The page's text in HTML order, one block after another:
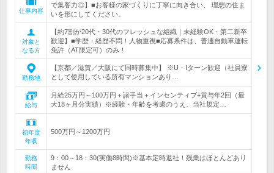
仕事内容
で集客力◎】■お客様の家づくりに丁寧に向き合い、 理想の住ま
いを形にしてください。
対象と
なる方
【約7割が20代・30代のフレッシュな組織｜未経験OK・第二新卒
歓迎】■学歴・経歴不問！人物重視■応募条件は、普通自動車運転
免許（AT限定可）のみ！
勤務地
【京都／滋賀／大阪にて同時募集中】 ※U・Iターン歓迎（社員寮
として使用している所有マンションあり…
給与
月給25万円～100万円＋諸手当＋インセンティブ+賞与年2回（最
大18ヶ月分実績）※経験・年齢を考慮のうえ、当社規定…
初年度
年収
500万円～1200万円
勤務
時間
9：00～18：30(実働8時間)※基本定時退社！残業はほとんどあり
ません